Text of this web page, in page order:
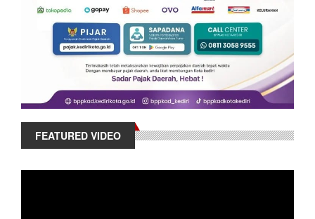
FEATURED VIDEO